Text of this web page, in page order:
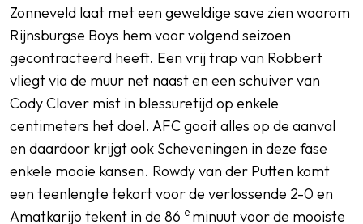
Zonneveld laat met een geweldige save zien waarom
Rijnsburgse Boys hem voor volgend seizoen
gecontracteerd heeft. Een vrij trap van Robbert
vliegt via de muur net naast en een schuiver van
Cody Claver mist in blessuretijd op enkele
centimeters het doel. AFC gooit alles op de aanval
en daardoor krijgt ook Scheveningen in deze fase
enkele mooie kansen. Rowdy van der Putten komt
een teenlengte tekort voor de verlossende 2-0 en
Amatkarijo tekent in de 86 e minuut voor de mooiste